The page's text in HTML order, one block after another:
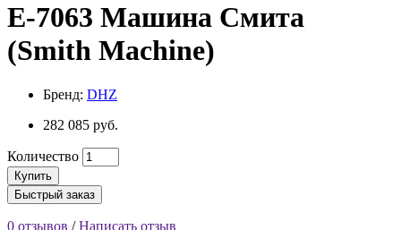
E-7063 Машина Смита
(Smith Machine)
Бренд: DHZ
282 085 руб.
Количество
Купить
Быстрый заказ
0 отзывов /Написать отзыв